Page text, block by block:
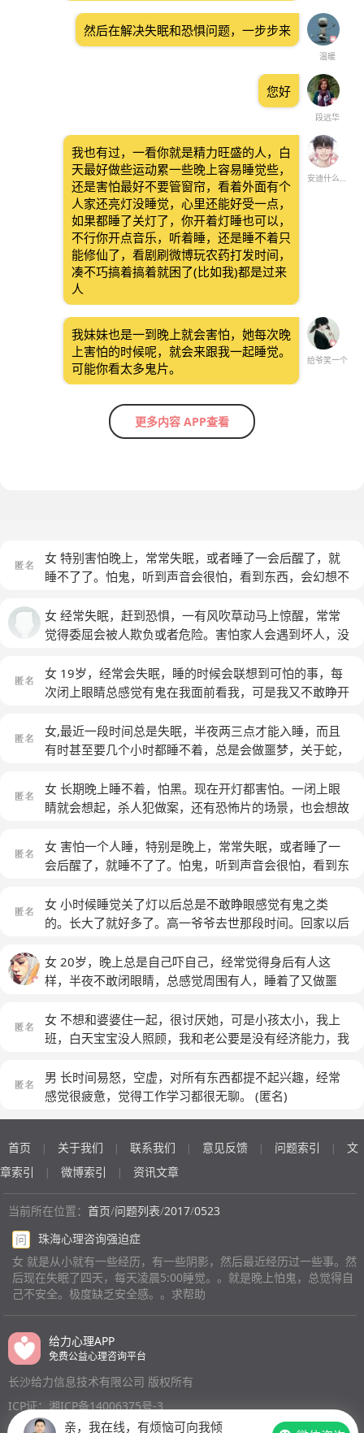
温暖
然后在解决失眠和恐惧问题，一步步来
段远华
您好
安迪什么时候长大啊！
我也有过，一看你就是精力旺盛的人，白
天最好做些运动累一些晚上容易睡觉些，
还是害怕最好不要管窗帘，看着外面有个
人家还亮灯没睡觉，心里还能好受一点，
如果都睡了关灯了，你开着灯睡也可以，
不行你开点音乐，听着睡，还是睡不着只
能修仙了，看剧刷微博玩农药打发时间，
凑不巧搞着搞着就困了(比如我)都是过来
人
给爷笑一个
我妹妹也是一到晚上就会害怕，她每次晚
上害怕的时候呢，就会来跟我一起睡觉。
可能你看太多鬼片。
更多内容 APP查看
亲，我在线，有烦恼可向我倾
女 特别害怕晚上，常常失眠，或者睡了一会后醒了，就
睡不了了。怕鬼，听到声音会很怕，看到东西，会幻想不
女 经常失眠，赶到恐惧，一有风吹草动马上惊醒，常常
觉得委屈会被人欺负或者危险。害怕家人会遇到坏人，没
黑暗的事情太多了。
女 19岁，经常会失眠，睡的时候会联想到可怕的事，每
次闭上眼睛总感觉有鬼在我面前看我，可是我又不敢睁开
女,最近一段时间总是失眠，半夜两三点才能入睡，而且
有时甚至要几个小时都睡不着，总是会做噩梦，关于蛇，
越来越不喜欢社交，朋友叫着出去玩，刚开始还会出去，
渐渐的一次都不会出去，只想一个人呆着，也不想跟父母
有时跟朋友说话聊天也会觉得他们观点和我不太一样就不
太想聊了，慢慢讨厌社交跟别人相处。有时也觉得没意
算是以前也不喜欢跟陌生人说话。我越来越怀疑自己有没
有抑郁倾向。(匿名)
女 长期晚上睡不着，怕黑。现在开灯都害怕。一闭上眼
睛就会想起，杀人犯做案，还有恐怖片的场景，也会想故
子。没有一个人陪我。没有一点安全感，想哭眼泪止不住
流。什么时候我能像正常人一样好好的休息睡觉。什么时
女 害怕一个人睡，特别是晚上，常常失眠，或者睡了一
会后醒了，就睡不了了。怕鬼，听到声音会很怕，看到东
女 小时候睡觉关了灯以后总是不敢睁眼感觉有鬼之类
的。长大了就好多了。高一爷爷去世那段时间。回家以后
在自己家也是很害怕。总感觉自己家会进来小偷之类的。
家里有个小院子。然后再西边有个小夹道，晚上一直不敢
什么乱七八糟的新闻啥的就害怕不敢自己走路。回自己家
也很害怕。最近。情绪失控。体重也下降了。失眠。想睡
道是不是心理有点问题或者有点抑郁。(匿名)
女 20岁，晚上总是自己吓自己，经常觉得身后有人这
样，半夜不敢闭眼睛，总感觉周围有人，睡着了又做噩
女 不想和婆婆住一起，很讨厌她，可是小孩太小，我上
班，白天宝宝没人照顾，我和老公要是没有经济能力，我
男 长时间易怒，空虚，对所有东西都提不起兴趣，经常
感觉很疲惫，觉得工作学习都很无聊。 (匿名)
首页 | 关于我们 | 联系我们 | 意见反馈 | 问题索引 |
文
章索引
| 微博索引 | 资讯文章
当前所在位置： 首页/问题列表/2017/0523
问
珠海心理咨询强迫症
女 就是从小就有一些经历，有一些阴影，然后最近经历过一些事。然
后现在失眠了四天，每天凌晨5:00睡觉。。就是晚上怕鬼，总觉得自
己不安全。极度缺乏安全感。。求帮助
给力心理APP
免费公益心理咨询平台
长沙给力信息技术有限公司 版权所有
ICP证：湘ICP备14006375号-3